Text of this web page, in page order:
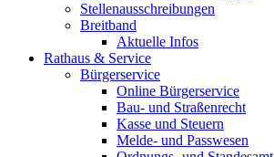
Stellenausschreibungen
Breitband
Aktuelle Infos
Rathaus & Service
Bürgerservice
Online Bürgerservice
Bau- und Straßenrecht
Kasse und Steuern
Melde- und Passwesen